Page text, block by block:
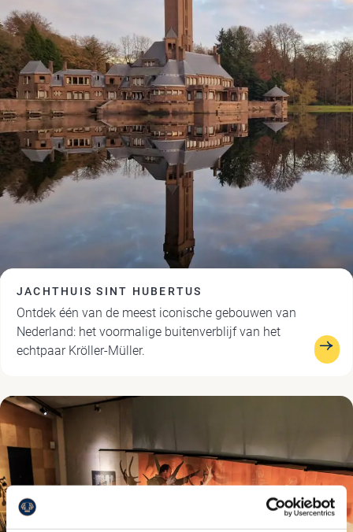
JACHTHUIS SINT HUBERTUS
Ontdek één van de meest iconische gebouwen van
Nederland: het voormalige buitenverblijf van het
echtpaar Kröller-Müller.